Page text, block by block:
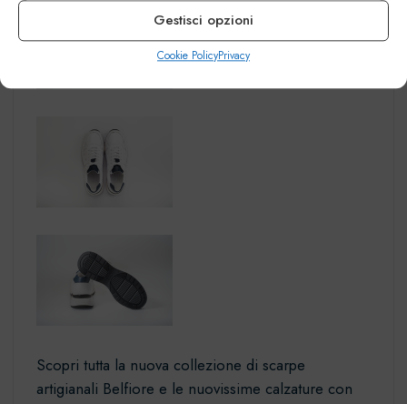
Gestisci opzioni
Cookie PolicyPrivacy
Scopri tutta la nuova collezione di scarpe
artigianali Belfiore e le nuovissime calzature con